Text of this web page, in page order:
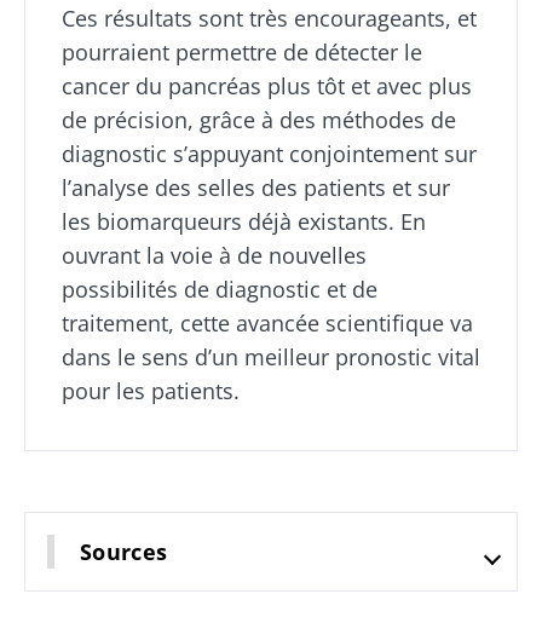
Ces résultats sont très encourageants, et
pourraient permettre de détecter le
cancer du pancréas plus tôt et avec plus
de précision, grâce à des méthodes de
diagnostic s’appuyant conjointement sur
l’analyse des selles des patients et sur
les biomarqueurs déjà existants. En
ouvrant la voie à de nouvelles
possibilités de diagnostic et de
traitement, cette avancée scientifique va
dans le sens d’un meilleur pronostic vital
pour les patients.
Sources
* Champs obligatoires
BMI 20-35
notre
microbiote ?
Légèrement
pétillant,
acidulé et
naturellement
riche en
micro-
organismes
vivants, le
kéfir séduit de
plus e...
En savoir plus
alliés de
votre
microbiote
intestinal
Vous êtes
plutôt
yaourt,
fromage
blanc ou
skyr ? Ces
spécialités
laitières
ont un
point
23/07/2026
Microbiotes
et fertilité :